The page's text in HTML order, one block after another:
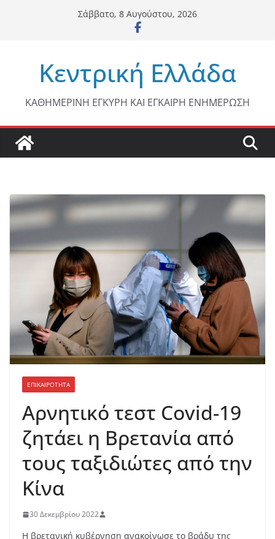
Σάββατο, 8 Αυγούστου, 2026
Κεντρική Ελλάδα
ΚΑΘΗΜΕΡΙΝΗ ΕΓΚΥΡΗ ΚΑΙ ΕΓΚΑΙΡΗ ΕΝΗΜΕΡΩΣΗ
ΕΠΙΚΑΙΡΟΤΗΤΑ
Aρνητικό τεστ Covid-19
ζητάει η Βρετανία από
τους ταξιδιώτες από την
Κίνα
30 Δεκεμβρίου 2022
Η βρετανική κυβέρνηση ανακοίνωσε το βράδυ της